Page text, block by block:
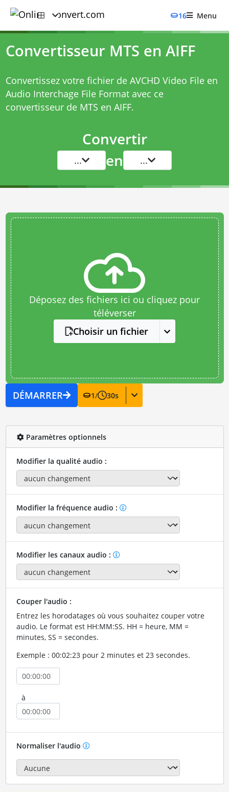
16 Menu
Convertisseur MTS en AIFF
Convertissez votre fichier de AVCHD Video File en
Audio Interchage File Format avec ce
convertisseur de MTS en AIFF.
Convertir
... en ...
Déposez des fichiers ici ou cliquez pour
téléverser
Choisir un fichier
DÉMARRER 1/ 30s
Paramètres optionnels
Modifier la qualité audio :
Modifier la fréquence audio :
Modifier les canaux audio :
Couper l'audio :
Entrez les horodatages où vous souhaitez couper votre
audio. Le format est HH:MM:SS. HH = heure, MM =
minutes, SS = secondes.
Exemple : 00:02:23 pour 2 minutes et 23 secondes.
à
Normaliser l'audio